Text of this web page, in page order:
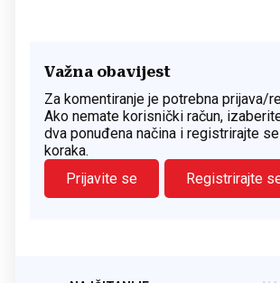
Važna obavijest
Za komentiranje je potrebna prijava/
Ako nemate korisnički račun,
dva ponuđena načina i registrirajte
koraka.
Prijavite se
Registrirajte